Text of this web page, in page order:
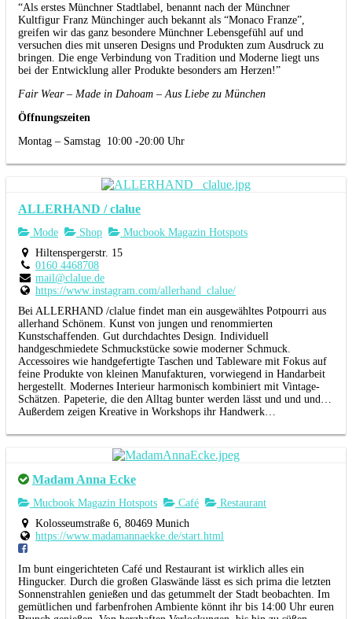
“Als erstes Münchner Stadtlabel, benannt nach der Münchner
Kultfigur Franz Münchinger auch bekannt als “Monaco Franze”,
greifen wir das ganz besondere Münchner Lebensgefühl auf und
versuchen dies mit unseren Designs und Produkten zum Ausdruck zu
bringen. Die enge Verbindung von Tradition und Moderne liegt uns
bei der Entwicklung aller Produkte besonders am Herzen!”
Fair Wear – Made in Dahoam – Aus Liebe zu München
Öffnungszeiten
Montag – Samstag 10:00 -20:00 Uhr
ALLERHAND / clalue
Mode Shop
Mucbook Magazin Hotspots
Hiltenspergerstr. 15
0160 4468708
mail@clalue.de
https://www.instagram.com/allerhand_clalue/
Bei ALLERHAND /clalue findet man ein ausgewähltes Potpourri aus
allerhand Schönem. Kunst von jungen und renommierten
Kunstschaffenden. Gut durchdachtes Design. Individuell
handgeschmiedete Schmuckstücke sowie moderner Schmuck.
Accessoires wie handgefertigte Taschen und Tableware mit Fokus auf
feine Produkte von kleinen Manufakturen, vorwiegend in Handarbeit
hergestellt. Modernes Interieur harmonisch kombiniert mit Vintage-
Schätzen. Papeterie, die den Alltag bunter werden lässt und und und…
Außerdem zeigen Kreative in Workshops ihr Handwerk…
Madam Anna Ecke
Mucbook Magazin Hotspots Café
Restaurant
Kolosseumstraße 6, 80469 Munich
https://www.madamannaekke.de/start.html
Im bunt eingerichteten Café und Restaurant ist wirklich alles ein
Hingucker. Durch die großen Glaswände lässt es sich prima die letzten
Sonnenstrahlen genießen und das getummelt der Stadt beobachten. Im
gemütlichen und farbenfrohen Ambiente könnt ihr bis 14:00 Uhr euren